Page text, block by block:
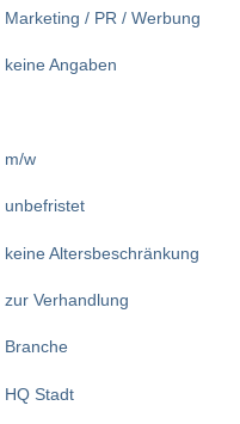
Marketing / PR / Werbung
keine Angaben
m/w
unbefristet
keine Altersbeschränkung
zur Verhandlung
Branche
HQ Stadt